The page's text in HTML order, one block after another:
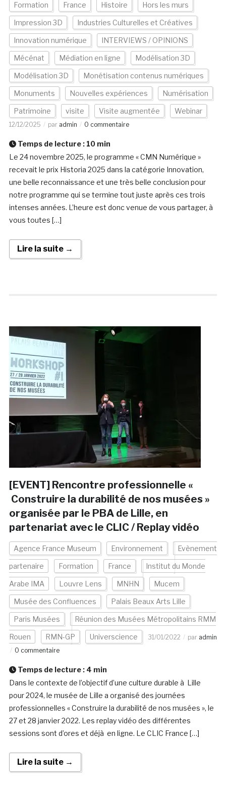
Formation France Histoire Hors les murs
Impression 3D Industries Culturelles et Créatives
Innovation numérique INTERVIEWS / OPINIONS
Mécénat Médiation en ligne Modélisation 3D
Modélisation 3D Monétisation contenus numériques
Monuments Nouvelles expériences Numérisation
Patrimoine visite Visite augmentée Webinar
12/12/2025 par admin 0 commentaire
Temps de lecture : 10 min
Le 24 novembre 2025, le programme « CMN Numérique »
recevait le prix Historia 2025 dans la catégorie Innovation,
une belle reconnaissance et une très belle conclusion pour
notre programme qui se termine tout juste après ces trois
intenses années. L’heure est donc venue de vous partager, à
vous toutes […]
Lire la suite →
[EVENT] Rencontre professionnelle «
Construire la durabilité de nos musées »
organisée par le PBA de Lille, en
partenariat avec le CLIC / Replay vidéo
Agence France Museum Environnement Evènement
partenaire Formation France Institut du Monde
Arabe IMA Louvre Lens MNHN Mucem
Musée des Confluences Palais Beaux Arts Lille
Paris Musées Réunion des Musées Métropolitains RMM
Rouen RMN-GP Universcience 31/01/2022 par admin
0 commentaire
Temps de lecture : 4 min
Dans le contexte de l’objectif d’une culture durable à Lille
pour 2024, le musée de Lille a organisé des journées
professionnelles « Construire la durabilité de nos musées », le
27 et 28 janvier 2022. Les replay vidéo des différentes
sessions sont d’ores et déjà en ligne. Le CLIC France […]
Lire la suite →